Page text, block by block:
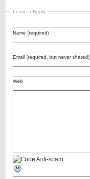
Leave a Reply
Name (required)
Email (required, but never shared)
Web